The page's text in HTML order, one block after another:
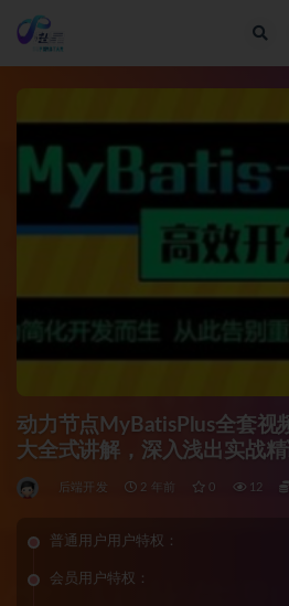
动力节点MyBatisPlus全套视
大全式讲解，深入浅出实战
后端开发 2 年前 0 12
普通用户用户特权：
会员用户特权：